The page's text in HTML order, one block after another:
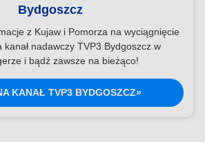
Bydgoszcz
z Kujaw i Pomorza na wyciągnięcie
kanał nadawczy TVP3 Bydgoszcz w
i bądź zawsze na bieżąco!
KANAŁ TVP3 BYDGOSZCZ»